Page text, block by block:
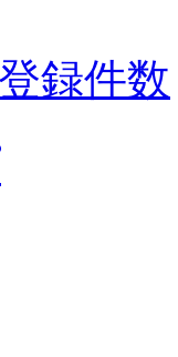
録件数